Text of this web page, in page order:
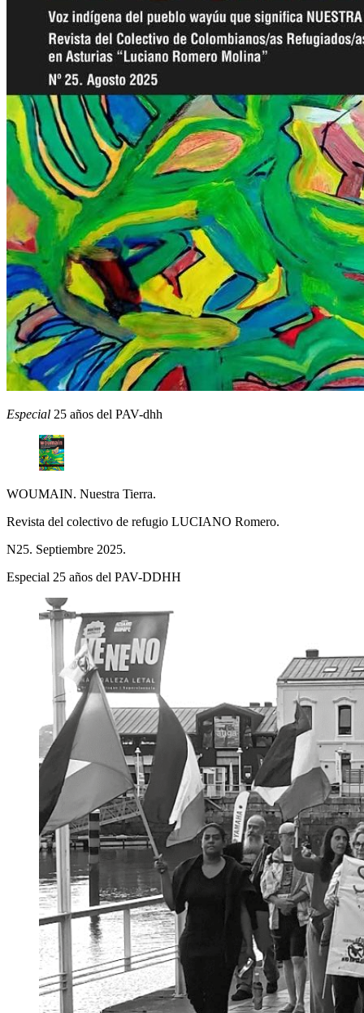
Especial 25 años del PAV-dhh
WOUMAIN. Nuestra Tierra.
Revista del colectivo de refugio LUCIANO Romero.
N25. Septiembre 2025.
Especial 25 años del PAV-DDHH